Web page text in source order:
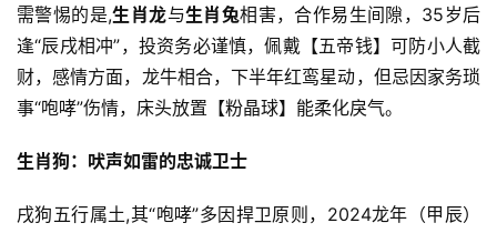
需警惕的是,生肖龙与生肖兔相害，合作易生间隙，35岁后
逢“辰戌相冲”，投资务必谨慎，佩戴【五帝钱】可防小人截
财，感情方面，龙牛相合，下半年红鸾星动，但忌因家务琐
事“咆哮”伤情，床头放置【粉晶球】能柔化戾气。
生肖狗：吠声如雷的忠诚卫士
戌狗五行属土,其“咆哮”多因捍卫原则，2024龙年（甲辰）